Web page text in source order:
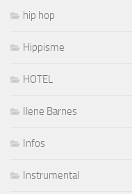
hip hop
Hippisme
HOTEL
Ilene Barnes
Infos
Instrumental